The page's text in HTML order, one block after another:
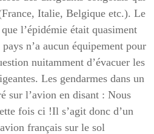
Italie, Belgique etc.). Le
l’épidémie était quasiment
n’a aucun équipement pour
nuitamment d’évacuer les
Les gendarmes dans un
sur l’avion en disant : Nous
fois ci !Il s’agit donc d’un
français sur le sol